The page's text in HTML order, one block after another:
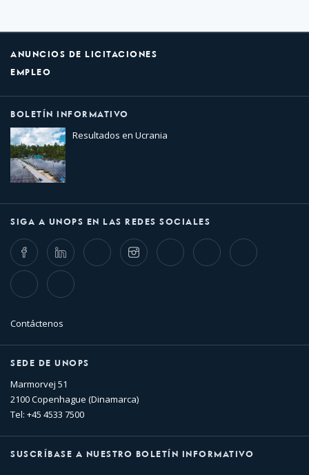
ANUNCIOS DE LICITACIONES
EMPLEO
BOLETÍN INFORMATIVO
Resultados en Ucrania
SIGA A UNOPS EN LAS REDES SOCIALES
FacebookLinkedIn Twitter InstagramWhatsappBluesky Threads
TikTok Flickr
Contáctenos
SEDE DE UNOPS
Marmorvej 51
2100 Copenhague (Dinamarca)
Tel: +45 4533 7500
SUSCRÍBASE A NUESTRO BOLETÍN INFORMATIVO